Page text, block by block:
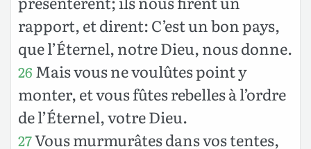
rapport, et dirent: C’est un bon pays,
que l’Éternel, notre Dieu, nous donne.
26 Mais vous ne voulûtes point y
monter, et vous fûtes rebelles à l’ordre
de l’Éternel, votre Dieu.
27Vous murmurâtes dans vos tentes,